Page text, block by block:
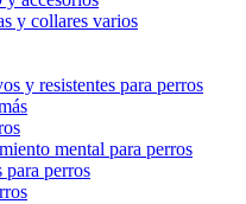
y collares varios
y resistentes para perros
mental para perros
para perros